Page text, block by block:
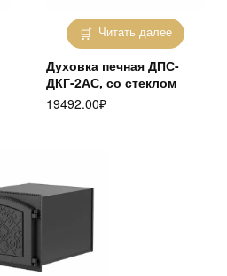
Читать далее
Духовка печная ДПС-
ДКГ-2АС, со стеклом
19492.00₽